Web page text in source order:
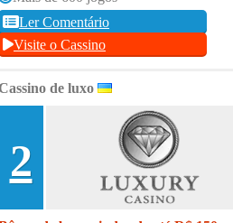
Ler Comentário
Visite o Cassino
de luxo
2